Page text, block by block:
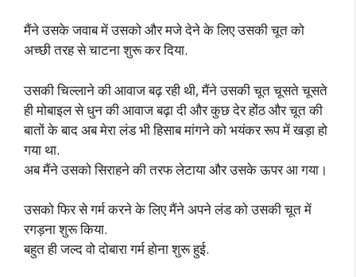
मैंने उसके जवाब में उसको और मजे देने के लिए उसकी चूत को
अच्छी तरह से चाटना शुरू कर दिया.
उसकी चिल्लाने की आवाज बढ़ रही थी, मैंने उसकी चूत चूसते चूसते
ही मोबाइल से धुन की आवाज बढ़ा दी और कुछ देर होंठ और चूत की
बातों के बाद अब मेरा लंड भी हिसाब मांगने को भयंकर रूप में खड़ा हो
गया था.
अब मैंने उसको सिराहने की तरफ लेटाया और उसके ऊपर आ गया।
उसको फिर से गर्म करने के लिए मैंने अपने लंड को उसकी चूत में
रगड़ना शुरू किया.
बहुत ही जल्द वो दोबारा गर्म होना शुरू हुई.